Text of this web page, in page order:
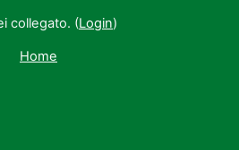
collegato. (Login)
Home